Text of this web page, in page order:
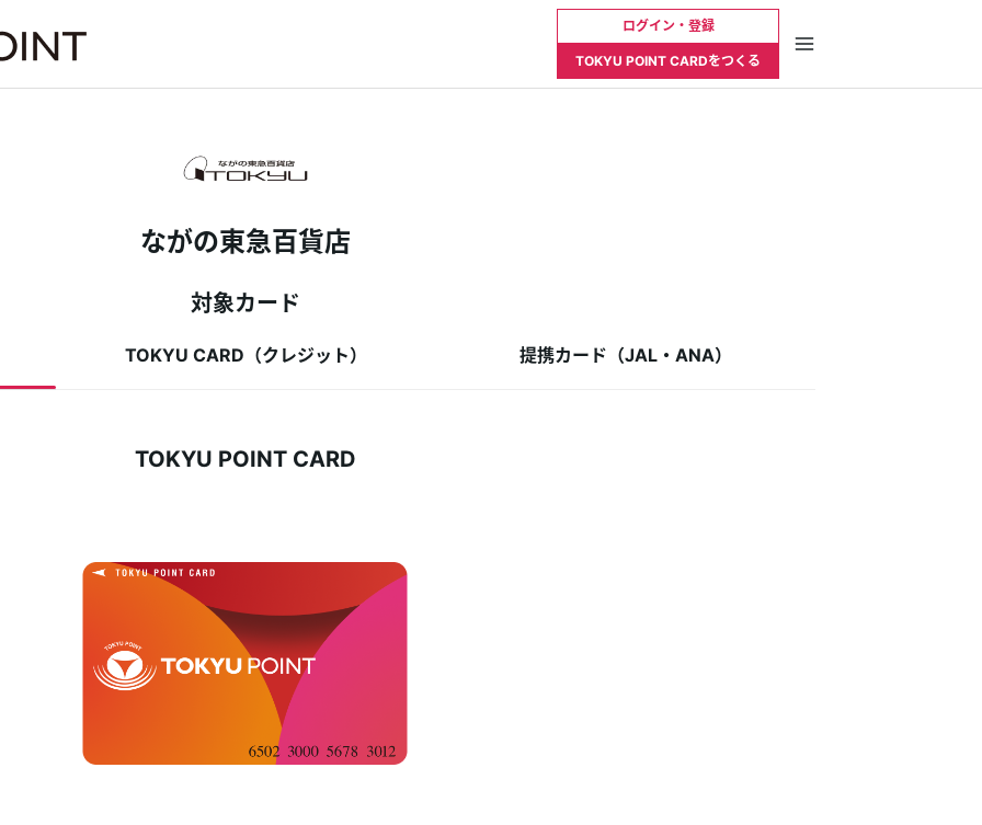
ログイン・登録
TOKYU POINT CARDをつくる
ながの東急百貨店
対象カード
TOKYU CARD（クレジット） 提携カード（JAL・ANA）
TOKYU POINT CARD